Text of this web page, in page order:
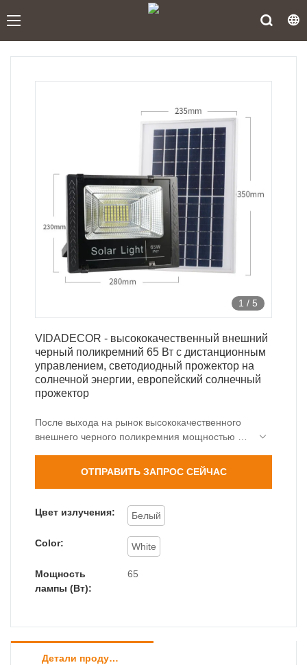
1 / 5
VIDADECOR - высококачественный внешний
черный поликремний 65 Вт с дистанционным
управлением, светодиодный прожектор на
солнечной энергии, европейский солнечный
прожектор
После выхода на рынок высококачественного
внешнего черного поликремния мощностью 65
светодиодного прожектора на солнечной
считают, что такие продукты соответствуют их
ожиданиям с точки зрения внешнего вида и
производительности. Кроме того, они могут
быть настроены для удовлетворения точных
ОТПРАВИТЬ ЗАПРОС СЕЙЧАС
Цвет излучения: Белый
Color: White
Мощность
лампы (Вт):
65
Детали продуктов